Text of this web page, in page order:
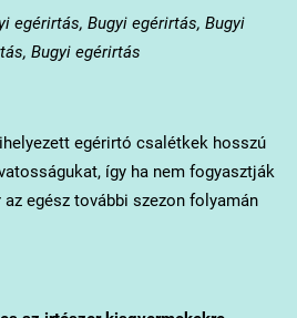
egérirtás, Bugyi egérirtás, Bugyi
Bugyi egérirtás
egérirtó csalétkek hosszú
így ha nem fogyasztják
egész további szezon folyamán